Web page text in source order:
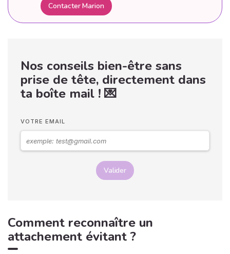
Contacter Marion
Nos conseils bien-être sans
prise de tête, directement dans
ta boîte mail ! 💌
VOTRE EMAIL
Valider
Comment reconnaître un
attachement évitant ?